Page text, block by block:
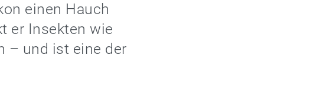
einen Hauch
er Insekten wie
– und ist eine der